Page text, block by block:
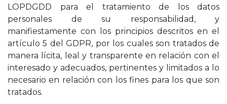
LOPDGDD para el tratamiento de los datos
personales de su responsabilidad, y
manifiestamente con los principios descritos en el
artículo 5 del GDPR, por los cuales son tratados de
manera lícita, leal y transparente en relación con el
interesado y adecuados, pertinentes y limitados a lo
necesario en relación con los fines para los que son
tratados.